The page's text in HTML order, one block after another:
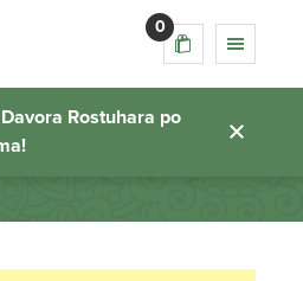
0
Rostuhara po